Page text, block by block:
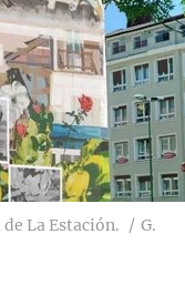
La Estación.
G.